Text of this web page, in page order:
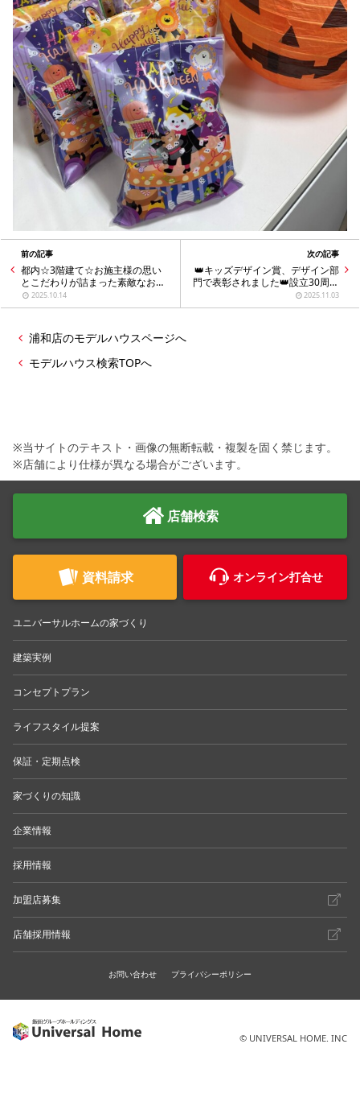
前の記事
都内☆3階建て☆お施主様の思い
とこだわりが詰まった素敵なお家
🏠Part2.
2025.10.14
次の記事
👑キッズデザイン賞、デザイン部
門で表彰されました👑設立30周年
フラッグシップモデル『NOVEL』
ご紹介します！
2025.11.03
浦和店のモデルハウスページへ
モデルハウス検索TOPへ
※当サイトのテキスト・画像の無断転載・複製を固く禁じます。
※店舗により仕様が異なる場合がございます。
店舗検索
資料請求 オンライン打合せ
ユニバーサルホームの家づくり
建築実例
コンセプトプラン
ライフスタイル提案
保証・定期点検
家づくりの知識
企業情報
採用情報
加盟店募集
店舗採用情報
お問い合わせ プライバシーポリシー
© UNIVERSAL HOME. INC